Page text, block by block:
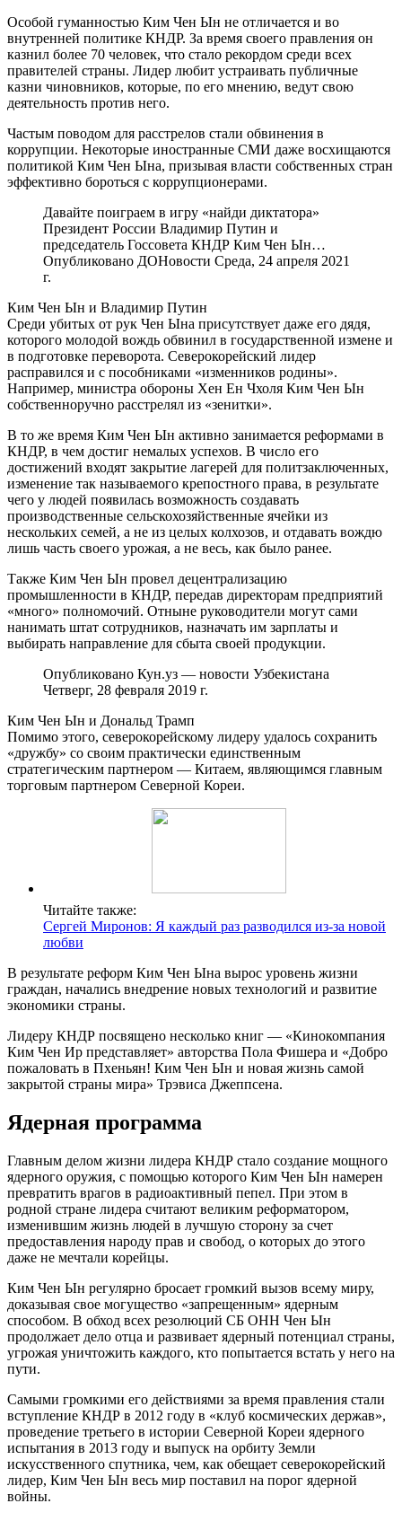
Особой гуманностью Ким Чен Ын не отличается и во
внутренней политике КНДР. За время своего правления он
казнил более 70 человек, что стало рекордом среди всех
правителей страны. Лидер любит устраивать публичные
казни чиновников, которые, по его мнению, ведут свою
деятельность против него.
Частым поводом для расстрелов стали обвинения в
коррупции. Некоторые иностранные СМИ даже восхищаются
политикой Ким Чен Ына, призывая власти собственных стран
эффективно бороться с коррупционерами.
Давайте поиграем в игру «найди диктатора»
Президент России Владимир Путин и
председатель Госсовета КНДР Ким Чен Ын…
Опубликовано ДОНовости Среда, 24 апреля 2021
г.
Ким Чен Ын и Владимир Путин
Среди убитых от рук Чен Ына присутствует даже его дядя,
которого молодой вождь обвинил в государственной измене и
в подготовке переворота. Северокорейский лидер
расправился и с пособниками «изменников родины».
Например, министра обороны Хен Ен Чхоля Ким Чен Ын
собственноручно расстрелял из «зенитки».
В то же время Ким Чен Ын активно занимается реформами в
КНДР, в чем достиг немалых успехов. В число его
достижений входят закрытие лагерей для политзаключенных,
изменение так называемого крепостного права, в результате
чего у людей появилась возможность создавать
производственные сельскохозяйственные ячейки из
нескольких семей, а не из целых колхозов, и отдавать вождю
лишь часть своего урожая, а не весь, как было ранее.
Также Ким Чен Ын провел децентрализацию
промышленности в КНДР, передав директорам предприятий
«много» полномочий. Отныне руководители могут сами
нанимать штат сотрудников, назначать им зарплаты и
выбирать направление для сбыта своей продукции.
Опубликовано Кун.уз — новости Узбекистана
Четверг, 28 февраля 2019 г.
Ким Чен Ын и Дональд Трамп
Помимо этого, северокорейскому лидеру удалось сохранить
«дружбу» со своим практически единственным
стратегическим партнером — Китаем, являющимся главным
торговым партнером Северной Кореи.
Читайте также:
Сергей Миронов: Я каждый раз разводился из-за новой
любви
В результате реформ Ким Чен Ына вырос уровень жизни
граждан, начались внедрение новых технологий и развитие
экономики страны.
Лидеру КНДР посвящено несколько книг — «Кинокомпания
Ким Чен Ир представляет» авторства Пола Фишера и «Добро
пожаловать в Пхеньян! Ким Чен Ын и новая жизнь самой
закрытой страны мира» Трэвиса Джеппсена.
Ядерная программа
Главным делом жизни лидера КНДР стало создание мощного
ядерного оружия, с помощью которого Ким Чен Ын намерен
превратить врагов в радиоактивный пепел. При этом в
родной стране лидера считают великим реформатором,
изменившим жизнь людей в лучшую сторону за счет
предоставления народу прав и свобод, о которых до этого
даже не мечтали корейцы.
Ким Чен Ын регулярно бросает громкий вызов всему миру,
доказывая свое могущество «запрещенным» ядерным
способом. В обход всех резолюций СБ ОНН Чен Ын
продолжает дело отца и развивает ядерный потенциал страны,
угрожая уничтожить каждого, кто попытается встать у него на
пути.
Самыми громкими его действиями за время правления стали
вступление КНДР в 2012 году в «клуб космических держав»,
проведение третьего в истории Северной Кореи ядерного
испытания в 2013 году и выпуск на орбиту Земли
искусственного спутника, чем, как обещает северокорейский
лидер, Ким Чен Ын весь мир поставил на порог ядерной
войны.